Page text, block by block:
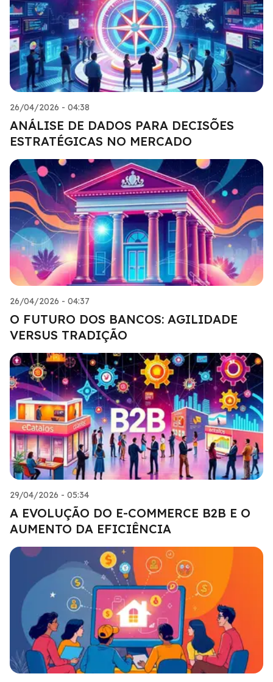
26/04/2026 - 04:38
ANÁLISE DE DADOS PARA DECISÕES
ESTRATÉGICAS NO MERCADO
26/04/2026 - 04:37
O FUTURO DOS BANCOS: AGILIDADE
VERSUS TRADIÇÃO
29/04/2026 - 05:34
A EVOLUÇÃO DO E-COMMERCE B2B E O
AUMENTO DA EFICIÊNCIA